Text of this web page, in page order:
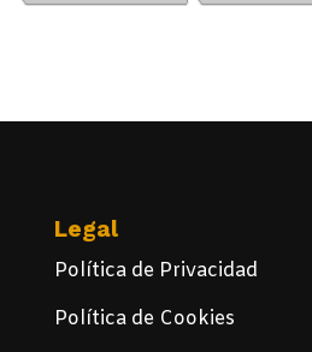
Legal
Política de Privacidad
Política de Cookies